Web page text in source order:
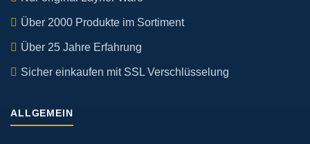
Über 2000 Produkte im Sortiment
Über 25 Jahre Erfahrung
Sicher einkaufen mit SSL Verschlüsselung
ALLGEMEIN